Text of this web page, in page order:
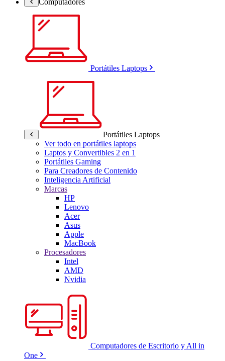
Portátiles Laptops
Portátiles Laptops
Ver todo en portátiles laptops
Laptos y Convertibles 2 en 1
Portátiles Gaming
Para Creadores de Contenido
Inteligencia Artificial
Marcas
HP
Lenovo
Acer
Asus
Apple
MacBook
Procesadores
Intel
AMD
Nvidia
Computadores de Escritorio y All in
One